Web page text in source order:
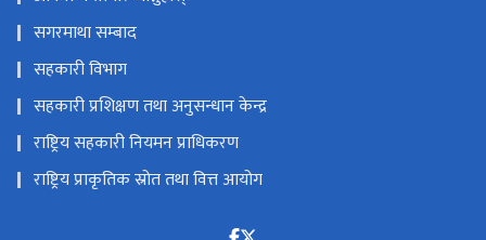
सगरमाथा सम्बाद
सहकारी विभाग
सहकारी प्रशिक्षण तथा अनुसन्धान केन्द्र
राष्ट्रिय सहकारी नियमन प्राधिकरण
राष्ट्रिय प्राकृतिक स्रोत तथा वित्त आयोग